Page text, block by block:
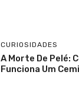
CURIOSIDADES
A Morte De Pelé:
Funciona Um